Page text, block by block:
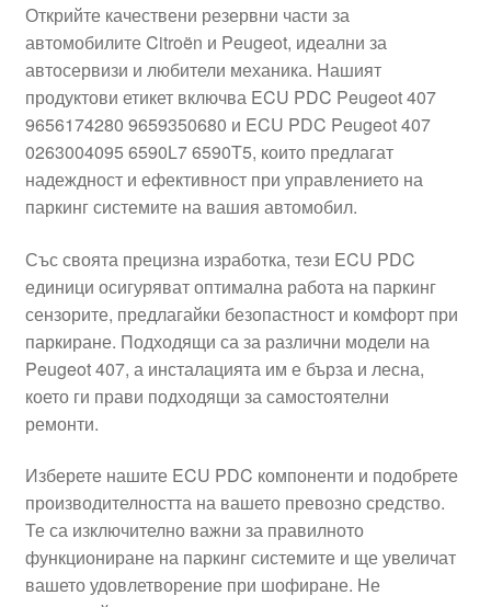
Количка
Контакт
Политика за поверителност
Правила и условия
Процедура за рекламации
Транспорт
Открийте качествени резервни части за
автомобилите Citroën и Peugeot, идеални за
автосервизи и любители механика. Нашият
продуктови етикет включва ECU PDC Peugeot 407
9656174280 9659350680 и ECU PDC Peugeot 407
0263004095 6590L7 6590T5, които предлагат
надеждност и ефективност при управлението на
паркинг системите на вашия автомобил.
Със своята прецизна изработка, тези ECU PDC
единици осигуряват оптимална работа на паркинг
сензорите, предлагайки безопастност и комфорт при
паркиране. Подходящи са за различни модели на
Peugeot 407, а инсталацията им е бърза и лесна,
което ги прави подходящи за самостоятелни
ремонти.
Изберете нашите ECU PDC компоненти и подобрете
производителността на вашето превозно средство.
Те са изключително важни за правилното
функциониране на паркинг системите и ще увеличат
вашето удовлетворение при шофиране. Не